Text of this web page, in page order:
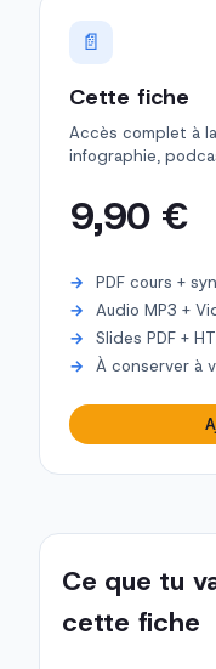
📄
Cette fiche
Accès complet à
infographie,
9,90 €
PDF cours +
Audio MP3 +
Slides PDF +
À conserver à
Ce que tu
cette fiche